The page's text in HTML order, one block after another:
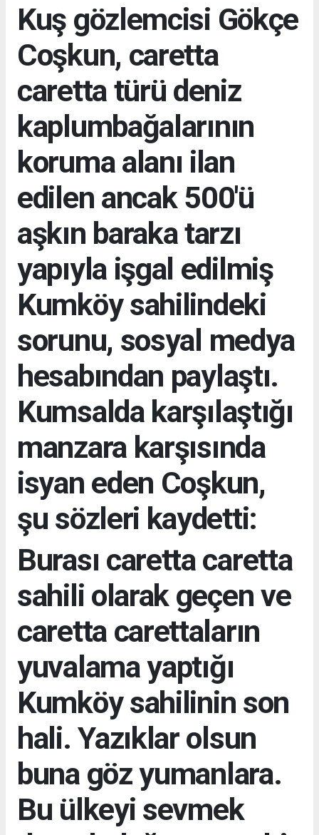
Kuş gözlemcisi Gökçe
Coşkun, caretta
caretta türü deniz
kaplumbağalarının
koruma alanı ilan
edilen ancak 500'ü
aşkın baraka tarzı
yapıyla işgal edilmiş
Kumköy sahilindeki
sorunu, sosyal medya
hesabından paylaştı.
Kumsalda karşılaştığı
manzara karşısında
isyan eden Coşkun,
şu sözleri kaydetti:
Burası caretta caretta
sahili olarak geçen ve
caretta carettaların
yuvalama yaptığı
Kumköy sahilinin son
hali. Yazıklar olsun
buna göz yumanlara.
Bu ülkeyi sevmek